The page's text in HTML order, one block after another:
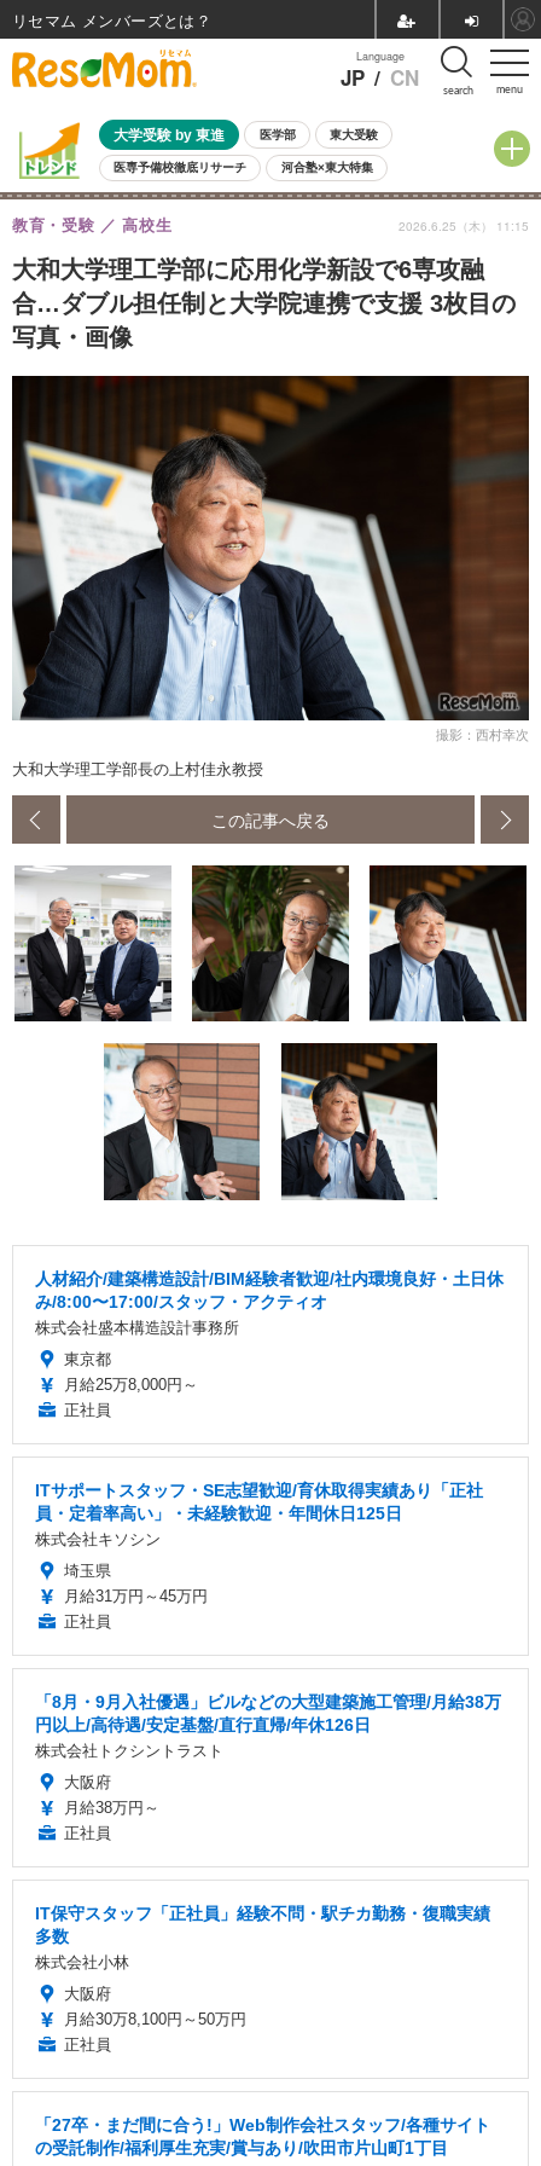
menu
Language
JP / CN search
大学受験 by 東進 医学部 東大受験
医専予備校徹底リサーチ 河合塾×東大特集
親子で考える大学選び 高校受験 中学受験 小学校受験
共通テスト 夏休み
8月開催イベント・WS 全国公立高校 過去問 人気記事
自由研究教材（小学生向け） 自由研究教材（中学生向け） ランキング
大和大学理工学部に応用化学新設で6専攻融
合…ダブル担任制と大学院連携で支援 3枚目の
写真・画像
教育・受験 高校生 2026.6.25（木） 11:15
撮影：西村幸次
大和大学理工学部長の上村佳永教授
この記事へ戻る
人材紹介/建築構造設計/BIM経験者歓迎/社内環境良好・土日休
み/8:00〜17:00/スタッフ・アクティオ
株式会社盛本構造設計事務所
東京都
月給25万8,000円～
正社員
ITサポートスタッフ・SE志望歓迎/育休取得実績あり「正社
員・定着率高い」・未経験歓迎・年間休日125日
株式会社キソシン
埼玉県
月給31万円～45万円
正社員
「8月・9月入社優遇」ビルなどの大型建築施工管理/月給38万
円以上/高待遇/安定基盤/直行直帰/年休126日
株式会社トクシントラスト
大阪府
月給38万円～
正社員
IT保守スタッフ「正社員」経験不問・駅チカ勤務・復職実績
多数
株式会社小林
大阪府
月給30万8,100円～50万円
正社員
「27卒・まだ間に合う!」Web制作会社スタッフ/各種サイト
の受託制作/福利厚生充実/賞与あり/吹田市片山町1丁目
リセマム メンバーズ